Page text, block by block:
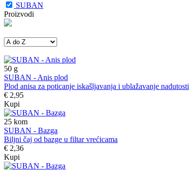
SUBAN
Proizvodi
50 g
SUBAN - Anis plod
Plod anisa za poticanje iskašljavanja i ublažavanje nadutosti
€ 2,95
Kupi
25 kom
SUBAN - Bazga
Biljni čaj od bazge u filtar vrećicama
€ 2,36
Kupi